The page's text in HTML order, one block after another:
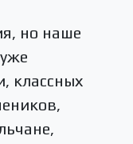
но наше
классных